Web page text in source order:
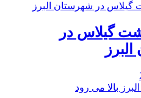
گیلاس در